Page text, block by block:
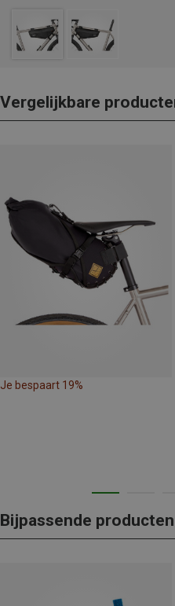
Vergelijkbare
Je bespaart 19%
Bijpassende producten